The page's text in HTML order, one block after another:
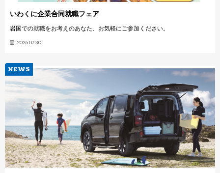
いわくに企業合同就職フェア
岩国での就職をお考えのあなた、お気軽にご参加ください。
2026.07.30
NEWS